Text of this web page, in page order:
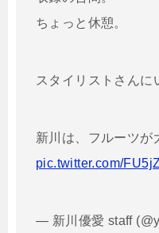
ちょっと休憩。
スタイリストさんに
新川は、フルーツが
pic.twitter.com/
— 新川優愛 staff